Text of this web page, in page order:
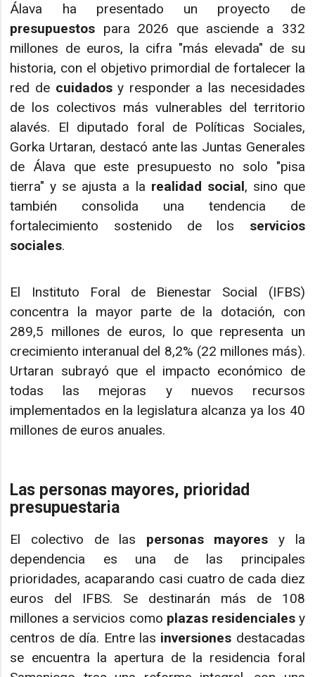
Álava ha presentado un proyecto de
presupuestos para 2026 que asciende a 332
millones de euros, la cifra "más elevada" de su
historia, con el objetivo primordial de fortalecer la
red de cuidadosy responder a las necesidades
de los colectivos más vulnerables del territorio
alavés. El diputado foral de Políticas Sociales,
Gorka Urtaran, destacó ante las Juntas Generales
de Álava que este presupuesto no solo "pisa
tierra" y se ajusta a la realidad social, sino que
también consolida una tendencia de
fortalecimiento sostenido de los servicios
sociales.
El Instituto Foral de Bienestar Social (IFBS)
concentra la mayor parte de la dotación, con
289,5 millones de euros, lo que representa un
crecimiento interanual del 8,2% (22 millones más).
Urtaran subrayó que el impacto económico de
todas las mejoras y nuevos recursos
implementados en la legislatura alcanza ya los 40
millones de euros anuales.
Las personas mayores, prioridad
presupuestaria
El colectivo de las personas mayores y la
dependencia es una de las principales
prioridades, acaparando casi cuatro de cada diez
euros del IFBS. Se destinarán más de 108
millones a servicios como plazas residencialesy
centros de día. Entre las inversiones destacadas
se encuentra la apertura de la residencia foral